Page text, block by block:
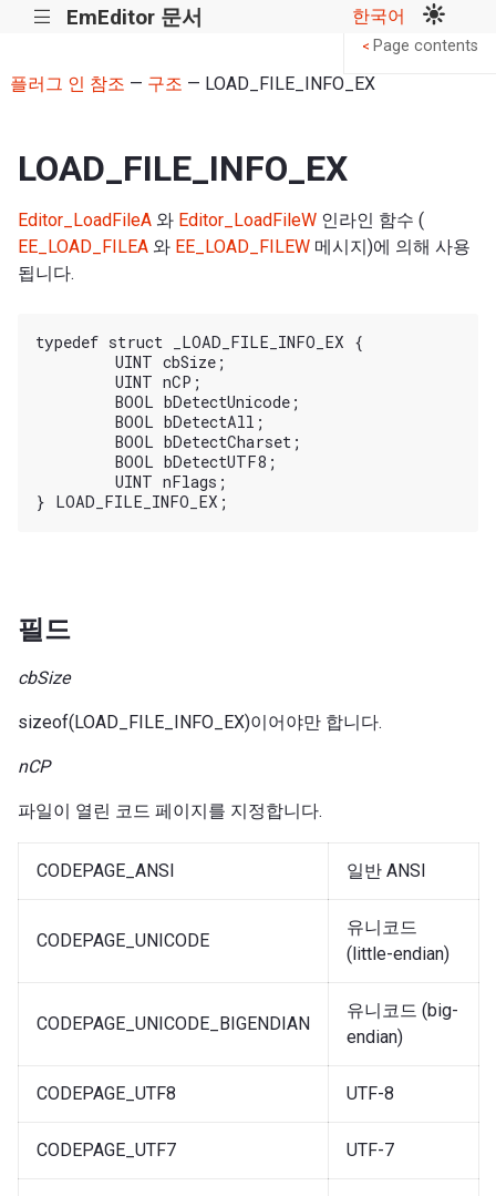
||| EmEditor 문서 한국어
플러그 인 참조 — 구조 — LOAD_FILE_INFO_EX
LOAD_FILE_INFO_EX
Editor_LoadFileA 와 Editor_LoadFileW 인라인 함수 (
EE_LOAD_FILEA 와 EE_LOAD_FILEW 메시지)에 의해 사용
됩니다.
typedef struct _LOAD_FILE_INFO_EX {
필드
cbSize
sizeof(LOAD_FILE_INFO_EX)이어야만 합니다.
nCP
파일이 열린 코드 페이지를 지정합니다.
CODEPAGE_ANSI 일반 ANSI
CODEPAGE_UNICODE
유니코드
(little-endian)
CODEPAGE_UNICODE_BIGENDIAN
유니코드 (big-
endian)
CODEPAGE_UTF8 UTF-8
CODEPAGE_UTF7 UTF-7
< Page contents